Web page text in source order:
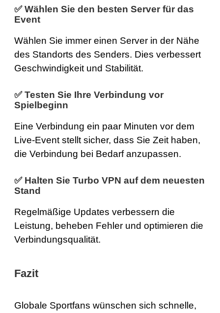
✅Wählen Sie den besten Server für das
Event
Wählen Sie immer einen Server in der Nähe
des Standorts des Senders. Dies verbessert
Geschwindigkeit und Stabilität.
✅ Testen Sie Ihre Verbindung vor
Spielbeginn
Eine Verbindung ein paar Minuten vor dem
Live-Event stellt sicher, dass Sie Zeit haben,
die Verbindung bei Bedarf anzupassen.
✅ Halten Sie Turbo VPN auf dem neuesten
Stand
Regelmäßige Updates verbessern die
Leistung, beheben Fehler und optimieren die
Verbindungsqualität.
Fazit
Globale Sportfans wünschen sich schnelle,